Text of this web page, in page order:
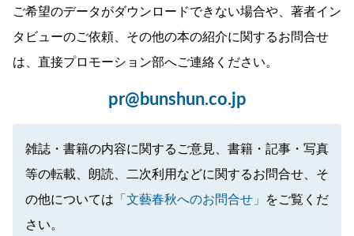
ご希望のデータがダウンロードできない場合や、著者イン
タビューのご依頼、その他の本の紹介に関するお問合せ
は、直接プロモーション部へご連絡ください。
pr@bunshun.co.jp
雑誌・書籍の内容に関するご意見、書籍・記事・写真
等の転載、朗読、二次利用などに関するお問合せ、そ
の他については 「文藝春秋へのお問合せ」
をご覧くだ
さい。